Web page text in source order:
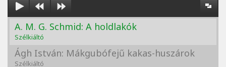
A. M. G. Schmid: A holdlakók
Szélkiáltó
Ágh István: Mákgubófejű kakas-huszárok
Szélkiáltó